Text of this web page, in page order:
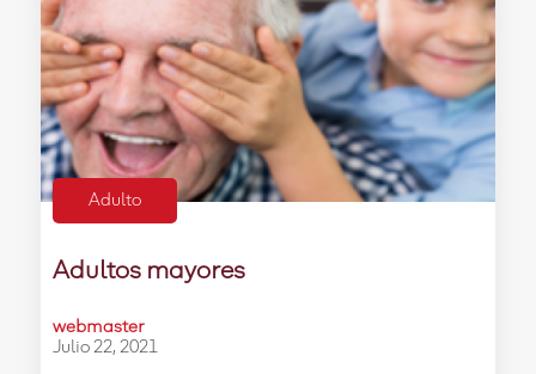
Adulto
Adultos mayores
webmaster
Julio 22, 2021